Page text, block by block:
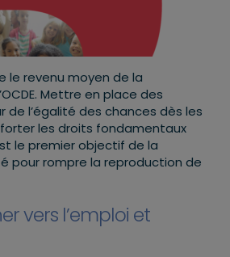
le revenu moyen de la
Mettre en place des
de l’égalité des chances dès les
les droits fondamentaux
le premier objectif de la
pour rompre la reproduction de
vers l’emploi et